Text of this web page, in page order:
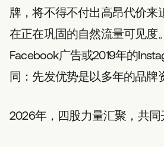
牌，将不得不付出高昂代价来
在正在巩固的自然流量可见度
Facebook广告或2019年的
同：先发优势是以多年的品牌
2026年，四股力量汇聚，共同